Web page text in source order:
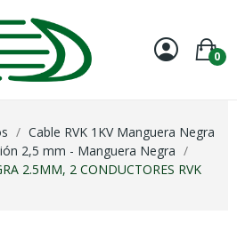
0
Cable RVK 1KV Manguera Negra
2,5 mm - Manguera Negra
2.5MM, 2 CONDUCTORES RVK